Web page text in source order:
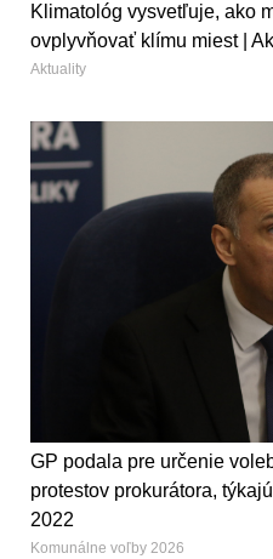
Klimatológ vysvetľuje, ako
ovplyvňovať klímu miest |
Aktuality
GP podala pre určenie
protestov prokurátora,
2022
Komunálne voľby 2026